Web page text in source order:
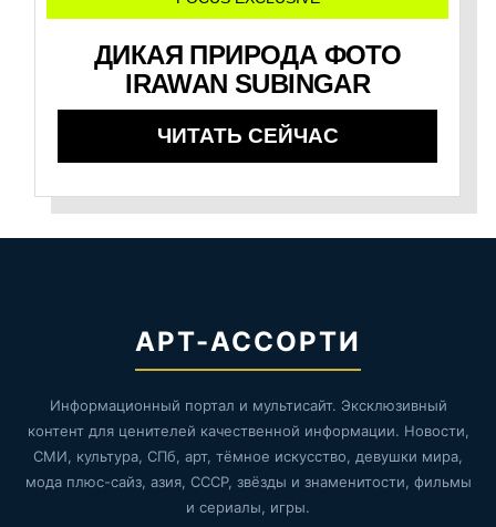
ДИКАЯ ПРИРОДА ФОТО
IRAWAN SUBINGAR
ЧИТАТЬ СЕЙЧАС
АРТ-АССОРТИ
Информационный портал и мультисайт. Эксклюзивный
контент для ценителей качественной информации. Новости,
СМИ, культура, СПб, арт, тёмное искусство, девушки мира,
мода плюс-сайз, азия, СССР, звёзды и знаменитости, фильмы
и сериалы, игры.